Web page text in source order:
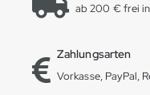
ab 200 € frei
Zahlungsarten
Vorkasse, PayPal,